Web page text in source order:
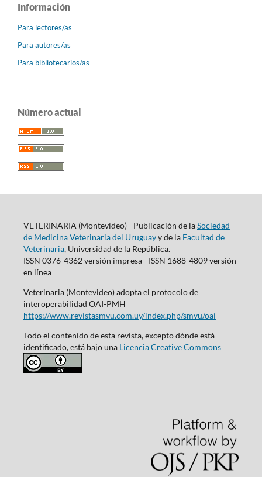
Información
Para lectores/as
Para autores/as
Para bibliotecarios/as
Número actual
VETERINARIA (Montevideo) - Publicación de laSociedad
de Medicina Veterinaria del Uruguayy de la Facultad de
Veterinaria, Universidad de la República.
ISSN 0376-4362 versión impresa - ISSN 1688-4809 versión
en línea
Veterinaria (Montevideo) adopta el protocolo de
interoperabilidad OAI-PMH
https://www.revistasmvu.com.uy/index.php/smvu/oai
Todo el contenido de esta revista, excepto dónde está
identificado, está bajo una Licencia Creative Commons